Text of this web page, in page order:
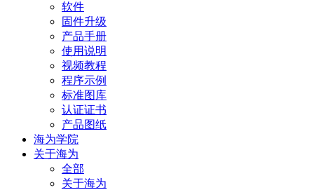
软件
固件升级
产品手册
使用说明
视频教程
程序示例
标准图库
认证证书
产品图纸
海为学院
关于海为
全部
关于海为